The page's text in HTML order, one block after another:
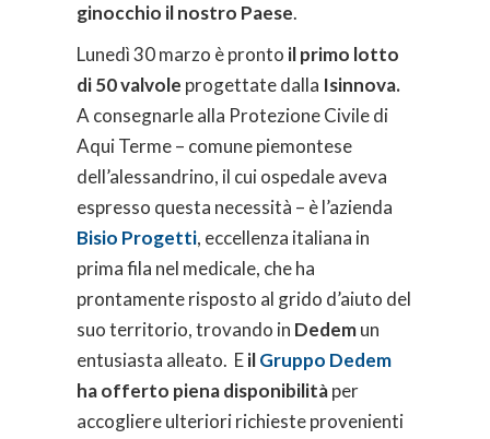
ginocchio il nostro Paese.
Lunedì 30 marzo è pronto il primo lotto
di 50 valvole progettate dalla Isinnova.
A consegnarle alla Protezione Civile di
Aqui Terme – comune piemontese
dell’alessandrino, il cui ospedale aveva
espresso questa necessità – è l’azienda
Bisio Progetti, eccellenza italiana in
prima fila nel medicale, che ha
prontamente risposto al grido d’aiuto del
suo territorio, trovando in Dedemun
entusiasta alleato. EilGruppo Dedem
ha offerto piena disponibilitàper
accogliere ulteriori richieste provenienti